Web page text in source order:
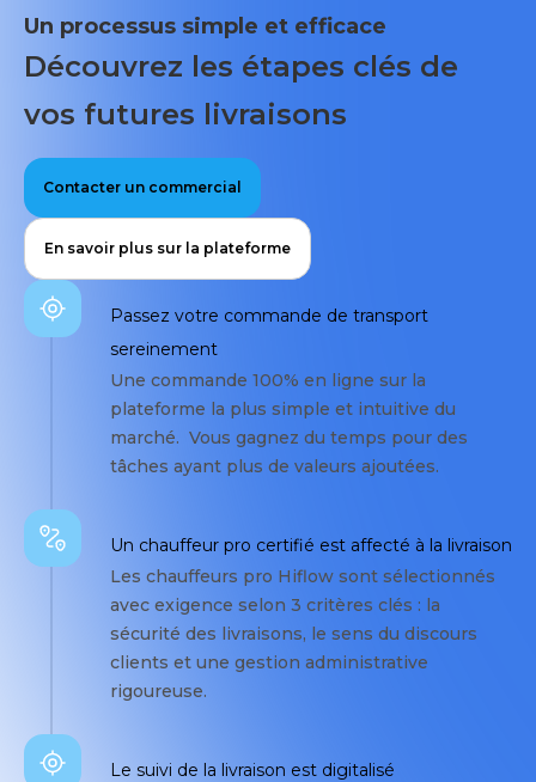
Un processus simple et efficace
Découvrez les étapes clés de
vos futures livraisons
Contacter un commercial
En savoir plus sur la plateforme
Passez votre commande de transport
sereinement
Une commande 100% en ligne sur la
plateforme la plus simple et intuitive du
marché. Vous gagnez du temps pour des
tâches ayant plus de valeurs ajoutées.
Un chauffeur pro certifié est affecté à la livraison
Les chauffeurs pro Hiflow sont sélectionnés
avec exigence selon 3 critères clés : la
sécurité des livraisons, le sens du discours
clients et une gestion administrative
rigoureuse.
Le suivi de la livraison est digitalisé